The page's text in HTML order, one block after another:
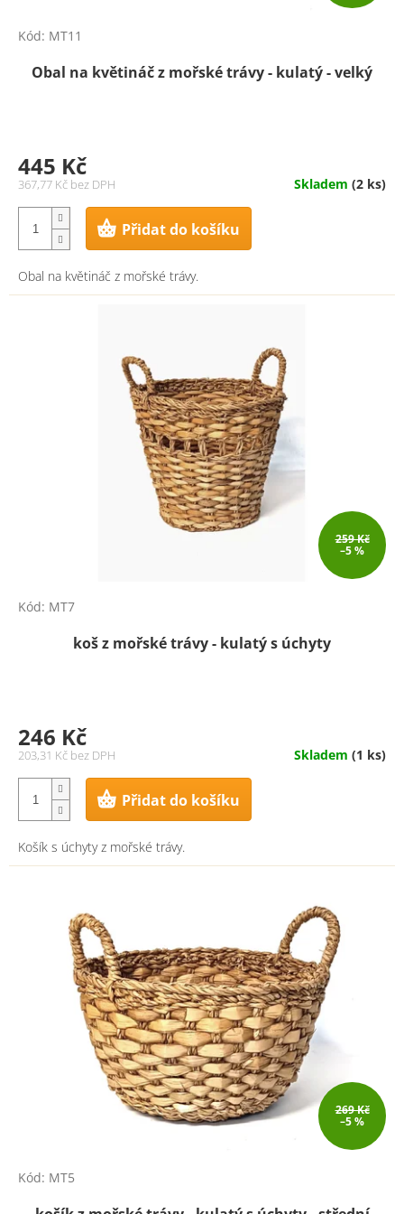
Obal na květináč z mořské trávy - kulatý - velký
Skladem (2 ks)
367,77 Kč bez DPH
445 Kč
Přidat do košíku
Obal na květináč z mořské trávy.
Kód: MT11
259 Kč
–5 %
koš z mořské trávy - kulatý s úchyty
Skladem (1 ks)
203,31 Kč bez DPH
246 Kč
Přidat do košíku
Košík s úchyty z mořské trávy.
Kód: MT7
269 Kč
–5 %
Kód: MT5